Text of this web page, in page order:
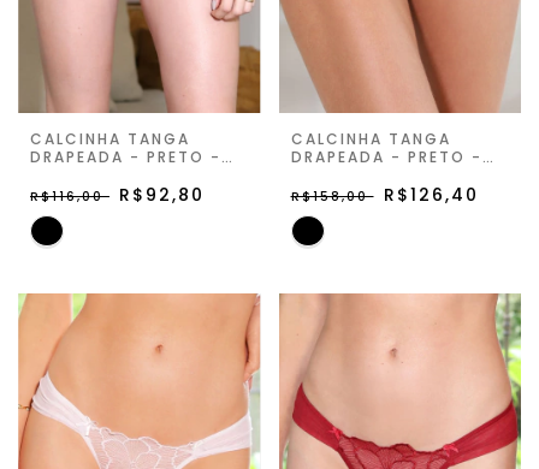
CALCINHA TANGA
DRAPEADA - PRETO -
R$116,00 R$92,80
CALCINHA TANGA
DRAPEADA - PRETO -
R$158,00 R$126,40